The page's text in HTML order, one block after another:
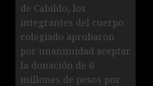
de Cabildo, los
integrantes del cuerpo
colegiado aprobaron
por unanimidad aceptar
la donación de 6
millones de pesos por